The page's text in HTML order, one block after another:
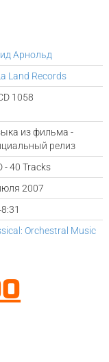
Арнольд
Land Records
1058
из фильма -
релиз
- 40 Tracks
2007
Orchestral Music